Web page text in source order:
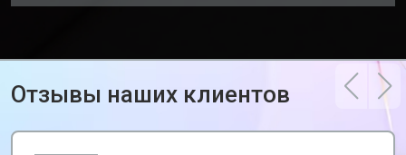
Отзывы наших клиентов